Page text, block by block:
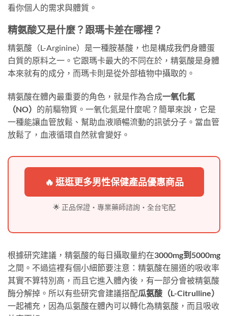
看你個人的需求與體質。
精氨酸又是什麼？跟瑪卡差在哪裡？
精氨酸（L-Arginine）是一種胺基酸，也是構成我們身體蛋
白質的原料之一。它跟瑪卡最大的不同在於，精氨酸是身體
本來就有的成分，而瑪卡則是從外部植物中攝取的。
精氨酸在體內最重要的角色，就是作為合成一氧化氮
（NO） 的前驅物質。一氧化氮是什麼呢？簡單來說，它是
一種能讓血管放鬆、幫助血液順暢流動的訊號分子。當血管
放鬆了，血液循環自然就會變好。
🔥 逛逛更多男性保健產品優惠商品
🌟 正品保證・專業藥師諮詢・全台宅配
根據研究建議，精氨酸的每日攝取量約在3000mg到5000mg
之間。不過這裡有個小細節要注意：精氨酸在腸道的吸收率
其實不算特別高，而且它進入體內後，有一部分會被精氨酸
酶分解掉。所以有些研究會建議搭配瓜氨酸（L-Citrulline）
一起補充，因為瓜氨酸在體內可以轉化為精氨酸，而且吸收